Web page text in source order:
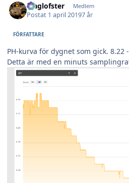
Maglofster Medlem
Postat 1 april 20197 år
FÖRFATTARE
PH-kurva för dygnet som gick. 8.22
Detta är med en minuts